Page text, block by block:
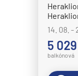
14. 08. -
5
balkónová